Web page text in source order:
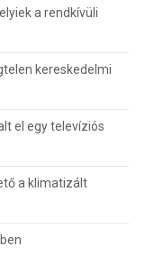
a rendkívüli
kereskedelmi
el egy televíziós
a klimatizált